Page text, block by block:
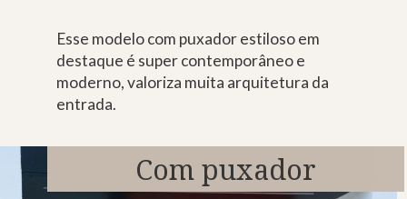
Esse modelo com puxador estiloso em
destaque é super contemporâneo e
moderno, valoriza muita arquitetura da
entrada.
Com puxador